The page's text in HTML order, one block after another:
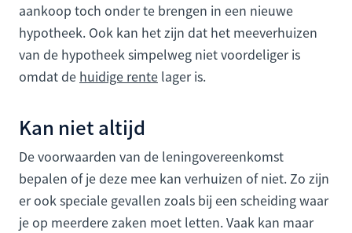
aankoop toch onder te brengen in een nieuwe
hypotheek. Ook kan het zijn dat het meeverhuizen
van de hypotheek simpelweg niet voordeliger is
omdat de huidige rente lager is.
Kan niet altijd
De voorwaarden van de leningovereenkomst
bepalen of je deze mee kan verhuizen of niet. Zo zijn
er ook speciale gevallen zoals bij een scheiding waar
je op meerdere zaken moet letten. Vaak kan maar